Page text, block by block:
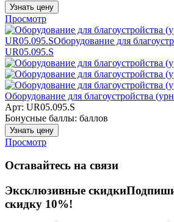
Узнать цену
Просмотр
Оборудование для благоустройства
Арт: UR05.095.S
Бонусные баллы: баллов
Узнать цену
Просмотр
Оставайтесь на связи
Эксклюзивные скидки
скидку 10%!